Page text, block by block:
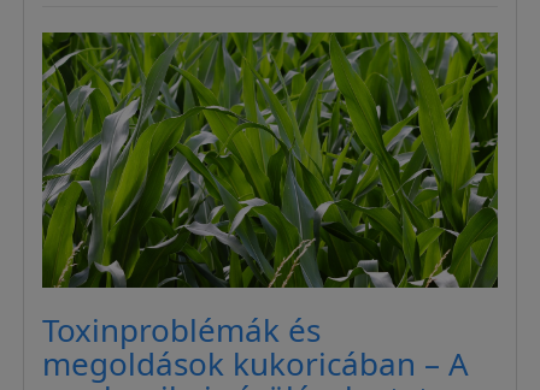
Toxinproblémák és
megoldások kukoricában – A